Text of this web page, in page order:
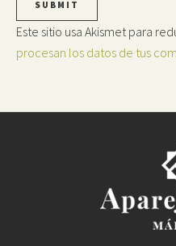
Este sitio usa Akismet para
procesan los datos de tus